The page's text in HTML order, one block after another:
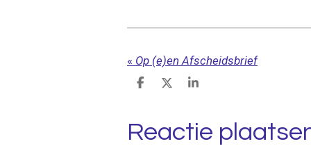
« Op (e)en Afscheidsbrief
D
e
n
D
S
r
Reactie